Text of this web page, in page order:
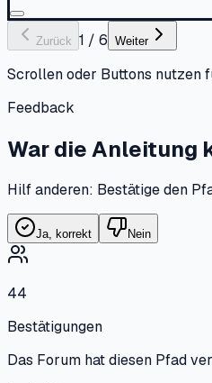
Zurück 1 / 6 Weiter
Scrollen oder Buttons nutzen
Feedback
War die Anleitung
Hilf anderen: Bestätige den
Ja, korrekt Nein
44
Bestätigungen
Das Forum hat diesen Pfad